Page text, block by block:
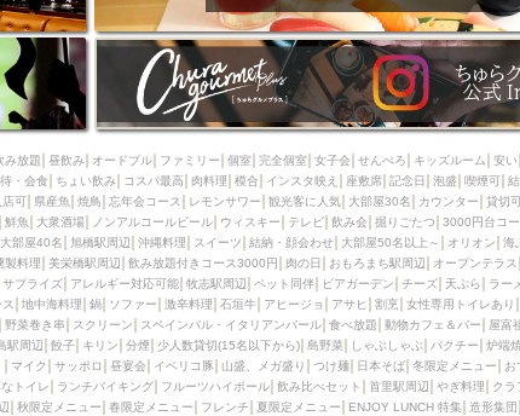
ョ アサヒ 割烹 女性専用トイレあり
入店１時間が安い
ホルモン(もつ) 炭火焼 ペイディ（給料日）
野菜巻き串
ル 食べ放題 動物カフェ＆バー 屋富祖地区
ジンギスカン
アジア・エスニック 熱燗 生け簀 獺祭 イタリアン
古
下から) しゃぶしゃぶ パクチー 炉端焼き
ふ
ール ウェディング 58KACHA-SEA
バイキング（ビュッフェ
山盛、メガ盛り つけ麺 日本そば 冬限定メニュー
お
んじゃ オーガニック プレミアムフライデー
牛串焼き
フルーツハイボール 飲み比べセット 首里駅周辺
やぎ料理
おばんざい チーズタッカルビ 奥武山公園駅周辺
小禄駅周
ュー フレンチ 夏限定メニュー ENJOY LUNCH 特集
造
那覇空港駅周辺 儀保駅周辺
み放題 昼飲み オードブル ファミリー 個室 完全個室 女子会 せんべろ キッズルーム 安い
・会食 ちょい飲み コスパ最高 肉料理 模合 インスタ映え 座敷席 記念日 泡盛 喫煙可
店可 県産魚 焼鳥 忘年会コース レモンサワー 観光客に人気 大部屋30名 カウンター 貸切
鮮魚 大衆酒場 ノンアルコールビール ウィスキー テレビ 飲み会 掘りごたつ 3000円台コー
大部屋40名 旭橋駅周辺 沖縄料理 スイーツ 結納・顔会わせ 大部屋50名以上～ オリオン 海
製料理 美栄橋駅周辺 飲み放題付きコース3000円 肉の日 おもろまち駅周辺 オープンテラス
サプライズ アレルギー対応可能 牧志駅周辺 ペット同伴 ビアガーデン チーズ 天ぷら ラー
地中海料理 鍋 ソファー 激辛料理 石垣牛 アヒージョ アサヒ 割烹 女性専用トイレあり
野菜巻き串 スクリーン スペインバル・イタリアンバール 食べ放題 動物カフェ＆バー 屋富
駅周辺 餃子 キリン 分煙 少人数貸切(15名以下から) 島野菜 しゃぶしゃぶ パクチー 炉端
マイク サッポロ 昼宴会 イベリコ豚 山盛、メガ盛り つけ麺 日本そば 冬限定メニュー お
トイレ ランチバイキング フルーツハイボール 飲み比べセット 首里駅周辺 やぎ料理 クラ
秋限定メニュー 春限定メニュー フレンチ 夏限定メニュー ENJOY LUNCH 特集 造形集団